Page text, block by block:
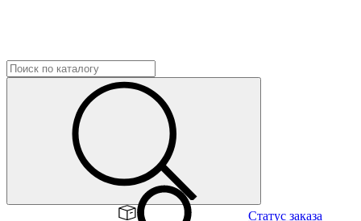
Статус заказа